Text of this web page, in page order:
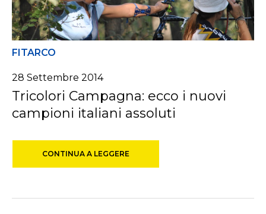
FITARCO
28 Settembre 2014
Tricolori Campagna: ecco i nuovi
campioni italiani assoluti
CONTINUA A LEGGERE